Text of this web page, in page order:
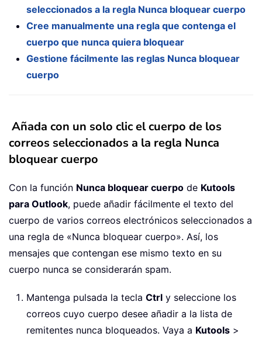
seleccionados a la regla Nunca bloquear cuerpo
Cree manualmente una regla que contenga el
cuerpo que nunca quiera bloquear
Gestione fácilmente las reglas Nunca bloquear
cuerpo
Añada con un solo clic el cuerpo de los
correos seleccionados a la regla Nunca
bloquear cuerpo
Con la función Nunca bloquear cuerpo de Kutools
para Outlook, puede añadir fácilmente el texto del
cuerpo de varios correos electrónicos seleccionados a
una regla de «Nunca bloquear cuerpo». Así, los
mensajes que contengan ese mismo texto en su
cuerpo nunca se considerarán spam.
Mantenga pulsada la tecla Ctrl y seleccione los
correos cuyo cuerpo desee añadir a la lista de
remitentes nunca bloqueados. Vaya a Kutools >